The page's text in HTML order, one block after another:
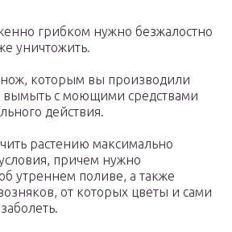
грибком нужно безжалостно
уничтожить.
нож, которым вы производили
вымыть с моющими средствами
действия.
растению максимально
причем нужно
утреннем поливе, а также
от которых цветы и сами